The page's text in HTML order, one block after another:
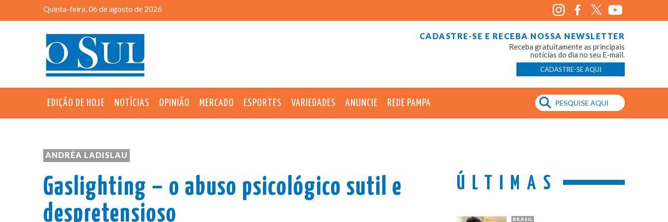
Quinta-feira, 06 de agosto de 2026
CADASTRE-SE E RECEBA NOSSA NEWSLETTER
Receba gratuitamente as principais
notícias do dia no seu E-mail.
CADASTRE-SE AQUI
EDIÇÃO DE HOJE NOTÍCIAS OPINIÃO MERCADO ESPORTES VARIEDADES ANUNCIE REDE PAMPA
ANDRÉA LADISLAU
Gaslighting – o abuso psicológico sutil e
despretensioso
ÚLTIMAS
BRASIL